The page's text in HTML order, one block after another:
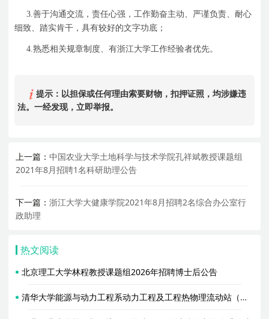
3.善于沟通交流，责任心强，工作勤奋主动、严谨负责、耐心
细致、踏实肯干，具有较好的文字功底；
4.熟悉相关规章制度、有浙江大学工作经验者优先。
提示：以担保或任何理由索要财物，扣押证照，均涉嫌违
法。一经发现，立即举报。
上一篇：中国农业大学土地科学与技术学院孔祥斌教授课题组
2021年8月招聘1名科研助理公告
下一篇：浙江大学大健康学院2021年8月招聘2名综合办公室行
政助理
热文阅读
北京理工大学林程教授课题组2026年招聘博士后公告
清华大学能源与动力工程系动力工程及工程热物理流动站（合作导师胥蕊娜）2026年招聘2名博士后